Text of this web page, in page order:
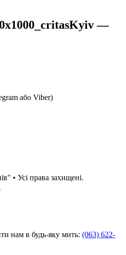
—
або Viber)
• Усі права захищені.
нам в будь-яку мить: (063) 622-